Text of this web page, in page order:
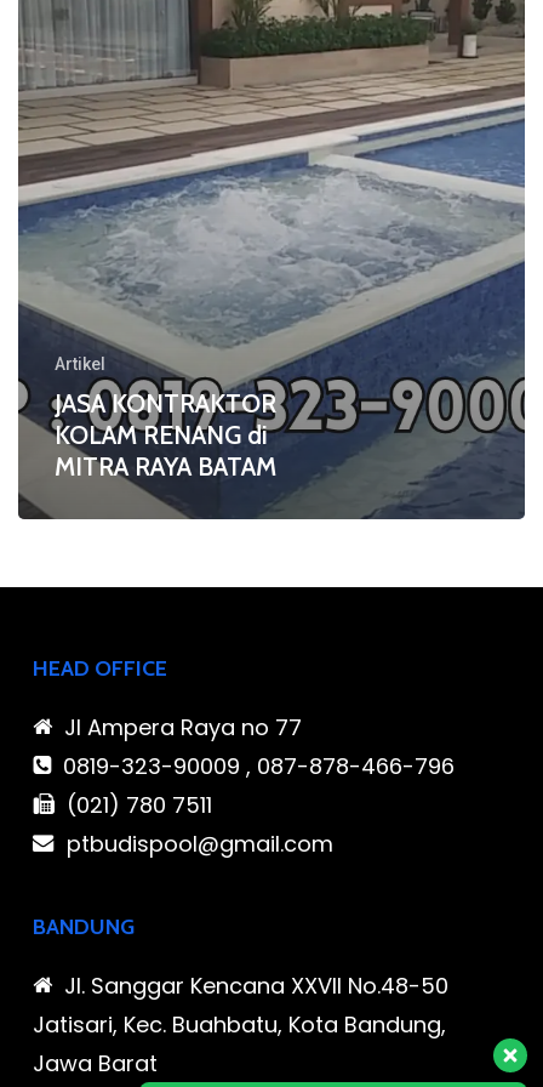
MITRA
RAYA
BATAM
Artikel
JASA KONTRAKTOR
KOLAM RENANG di
MITRA RAYA BATAM
HEAD OFFICE
Jl Ampera Raya no 77
0819-323-90009 , 087-878-466-796
(021) 780 7511
ptbudispool@gmail.com
BANDUNG
Jl. Sanggar Kencana XXVII No.48-50
Jatisari, Kec. Buahbatu, Kota Bandung,
Jawa Barat